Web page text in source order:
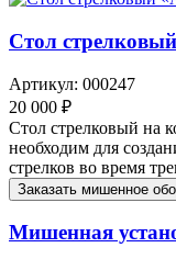
Стол
Артикул: 000247
20 000 ₽
Стол стрелковый на
необходим для
стрелков во время
Заказать мишенное
Мишенная